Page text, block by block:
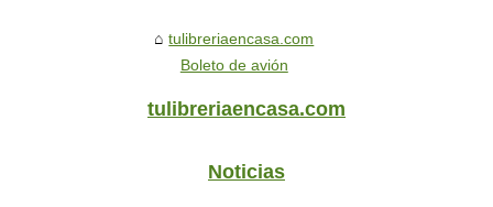
tulibreriaencasa.com
Boleto de avión
tulibreriaencasa.com
Noticias